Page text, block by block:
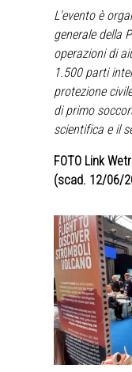
L'evento è
generale della
operazioni di
1.500 parti
protezione
di primo
scientifica e il
FOTO Link
(scad. 12/06/